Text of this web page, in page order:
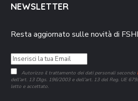
NEWSLETTER
Resta aggiornato sulle novità di
Autorizzo il trattamento dei dati personali secondo
dell’art. 13 Dlgs. 196/2003 e dell’art. 13 del Reg. UE
letto e accettato.